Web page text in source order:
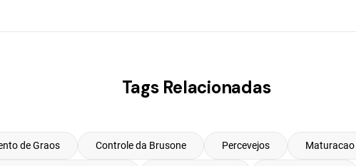
Tags Relacionadas
de Graos Controle da Brusone Percevejos